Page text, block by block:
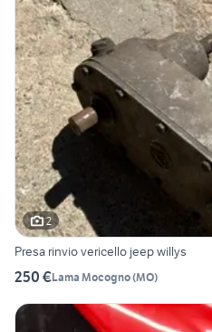
2
Presa rinvio vericello jeep willys
250 €Lama Mocogno(MO)